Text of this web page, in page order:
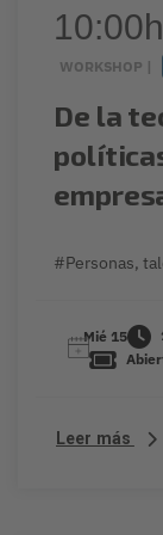
10:00h
WORKSHOP |
De la
#Personas,
Mié 15
Leer más